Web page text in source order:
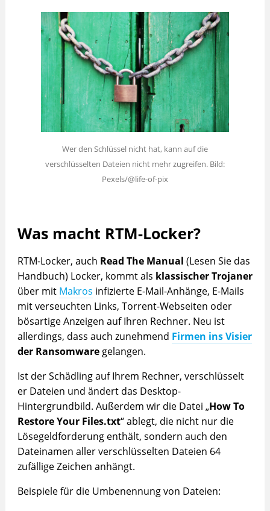
Wer den Schlüssel nicht hat, kann auf die
verschlüsselten Dateien nicht mehr zugreifen. Bild:
Pexels/@life-of-pix
Was macht RTM-Locker?
RTM-Locker, auch Read The Manual (Lesen Sie das
Handbuch) Locker, kommt als klassischer Trojaner
über mit Makros infizierte E-Mail-Anhänge, E-Mails
mit verseuchten Links, Torrent-Webseiten oder
bösartige Anzeigen auf Ihren Rechner. Neu ist
allerdings, dass auch zunehmend Firmen ins Visier
der Ransomwaregelangen.
Ist der Schädling auf Ihrem Rechner, verschlüsselt
er Dateien und ändert das Desktop-
Hintergrundbild. Außerdem wir die Datei „How To
Restore Your Files.txt“ ablegt, die nicht nur die
Lösegeldforderung enthält, sondern auch den
Dateinamen aller verschlüsselten Dateien 64
zufällige Zeichen anhängt.
Beispiele für die Umbenennung von Dateien: